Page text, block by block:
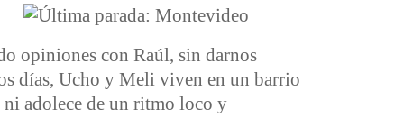
opiniones con Raúl, sin darnos
días, Ucho y Meli viven en un barrio
adolece de un ritmo loco y